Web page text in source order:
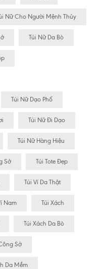
Nữ Cho Người Mệnh Thủy
Túi Nữ Da Bò
Túi Nữ Dạo Phố
Túi Nữ Đi Dạo
Túi Nữ Hàng Hiệu
Sở Túi Tote Đẹp
Túi Ví Da Thật
Nam Túi Xách
Túi Xách Da Bò
Sở
Da Mềm